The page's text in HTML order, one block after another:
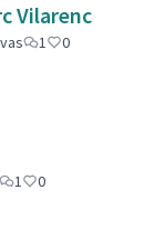
Vilarenc
1
0
1
0